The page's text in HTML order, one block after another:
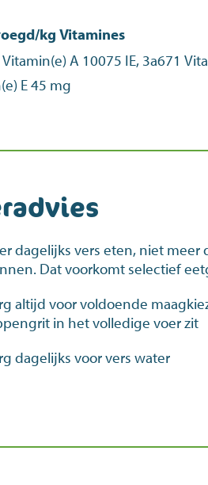
kg Vitamines
A 10075 IE, 3a671
Vitamin(e) E 45 mg
dagelijks vers eten, niet meer
Dat voorkomt selectief
altijd voor voldoende
in het volledige voer zit
dagelijks voor vers water